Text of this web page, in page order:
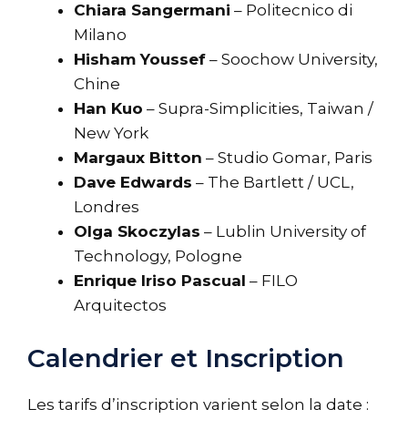
Chiara Sangermani – Politecnico di
Milano
Hisham Youssef – Soochow University,
Chine
Han Kuo – Supra-Simplicities, Taiwan /
New York
Margaux Bitton – Studio Gomar, Paris
Dave Edwards – The Bartlett / UCL,
Londres
Olga Skoczylas – Lublin University of
Technology, Pologne
Enrique Iriso Pascual – FILO
Arquitectos
Calendrier et Inscription
Les tarifs d’inscription varient selon la date :